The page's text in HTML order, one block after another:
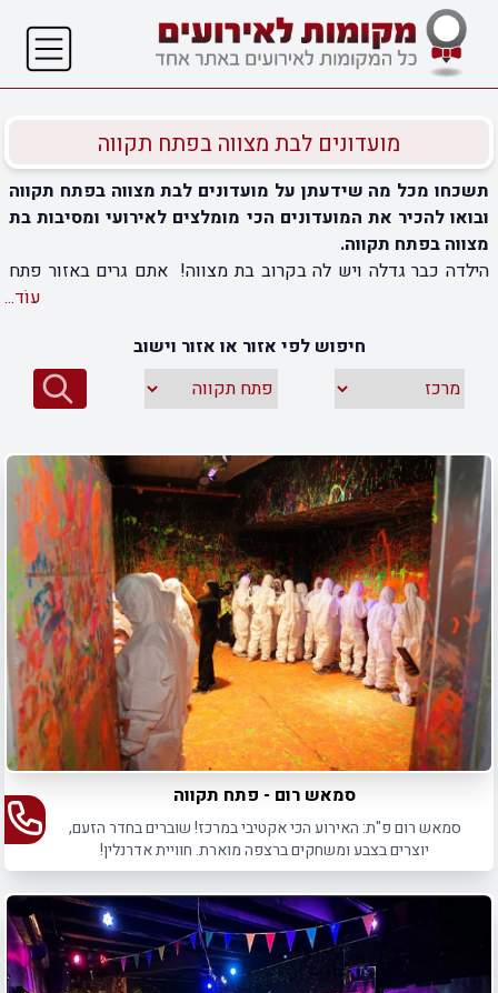
מועדונים לבת מצווה בפתח תקווה
תשכחו מכל מה שידעתן על מועדונים לבת מצווה בפתח תקווה
ובואו להכיר את המועדונים הכי מומלצים לאירועי ומסיבות בת
מצווה בפתח תקווה.
הילדה כבר גדלה ויש לה בקרוב בת מצווה! אתם גרים באזור פתח
תקווה ואתם מחפשים את המקום האידיאלי לחגיגות. בדיוק
אפשרויות, במיקומים השורים ברחבי העיר, המציעים שירותים
מגוונים המתאימים במיוחד לחגיגות בת המצווה. מועדונים לבת
מצווה בפתח תקווה כבר מזמן הפכו למקום האידיאלי ביותר לחגיגות
חברתיות, מוזיקה טובה, מקומות ישיבה ואוכל טוב עבור המשפחה
והאורחים. אצלנו באתר תוכלו לבחור את המקום האידיאלי עבורכם,
מתוך מגוון רחב של המועדונים האיכותיים ביותר. אנו מזמינים אתכם
להתרשם מהמגוון במוצע באתר, ולבחור את המקום המתאים ביותר
עבור הפקת בת המצווה של הבת שלכם.
עוֹד...
חיפוש לפי אזור או אזור וישוב
סמאש רום - פתח תקווה
סמאש רום פ"ת: האירוע הכי אקטיבי במרכז! שוברים בחדר הזעם,
יוצרים בצבע ומשחקים ברצפה מוארת. חוויית אדרנלין!